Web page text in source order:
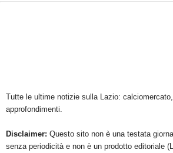
Tutte le ultime notizie sulla Lazio:
approfondimenti.
Disclaimer: Questo sito non è una testata
senza periodicità e non è un prodotto editoriale